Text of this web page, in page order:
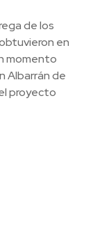
de los
en
momento
Albarrán de
proyecto